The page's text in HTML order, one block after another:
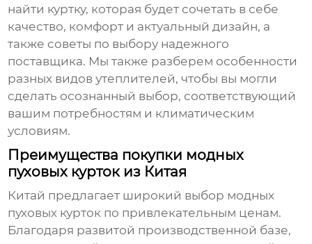
найти куртку, которая будет сочетать в себе
качество, комфорт и актуальный дизайн, а
также советы по выбору надежного
поставщика. Мы также разберем особенности
разных видов утеплителей, чтобы вы могли
сделать осознанный выбор, соответствующий
вашим потребностям и климатическим
условиям.
Преимущества покупки модных
пуховых курток из Китая
Китай предлагает широкий выбор модных
пуховых курток по привлекательным ценам.
Благодаря развитой производственной базе,